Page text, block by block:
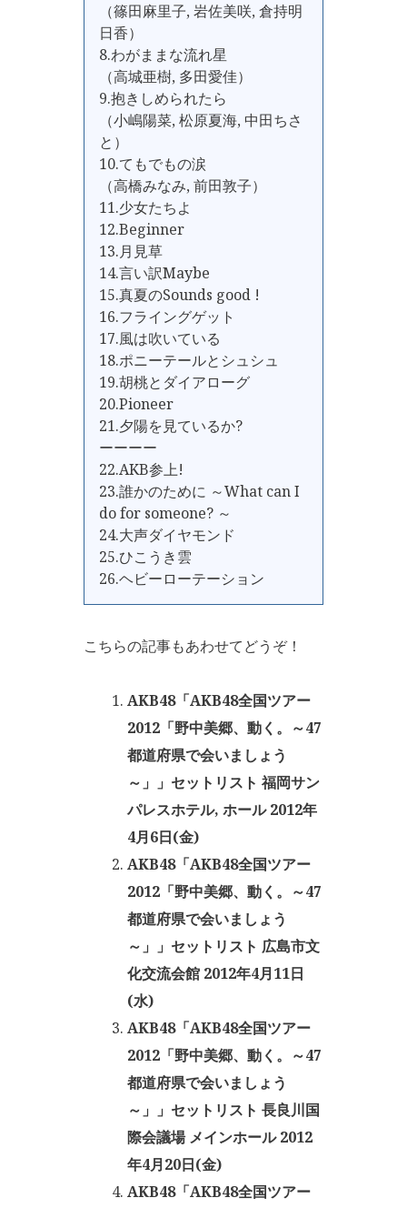
（篠田麻里子, 岩佐美咲, 倉持明
日香）
8.わがままな流れ星
（高城亜樹, 多田愛佳）
9.抱きしめられたら
（小嶋陽菜, 松原夏海, 中田ちさ
と）
10.てもでもの涙
（高橋みなみ, 前田敦子）
11.少女たちよ
12.Beginner
13.月見草
14.言い訳Maybe
15.真夏のSounds good !
16.フライングゲット
17.風は吹いている
18.ポニーテールとシュシュ
19.胡桃とダイアローグ
20.Pioneer
21.夕陽を見ているか?
ーーーー
22.AKB参上!
23.誰かのために ～What can I
do for someone? ～
24.大声ダイヤモンド
25.ひこうき雲
26.ヘビーローテーション
こちらの記事もあわせてどうぞ！
AKB48「AKB48全国ツアー
2012「野中美郷、動く。～47
都道府県で会いましょう
～」」セットリスト 福岡サン
パレスホテル, ホール 2012年
4月6日(金)
AKB48「AKB48全国ツアー
2012「野中美郷、動く。～47
都道府県で会いましょう
～」」セットリスト 広島市文
化交流会館 2012年4月11日
(水)
AKB48「AKB48全国ツアー
2012「野中美郷、動く。～47
都道府県で会いましょう
～」」セットリスト 長良川国
際会議場 メインホール 2012
年4月20日(金)
AKB48「AKB48全国ツアー